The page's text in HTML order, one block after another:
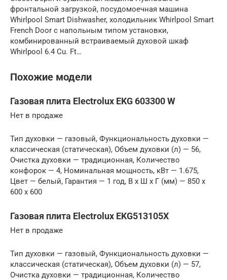
фронтальной загрузкой, посудомоечная машина
Whirlpool Smart Dishwasher, холодильник Whirlpool Smart
French Door с напольным типом установки,
комбинированный встраиваемый духовой шкаф
Whirlpool 6.4 Cu. Ft…
Похожие модели
Газовая плита Electrolux EKG 603300 W
Нет в продаже
Тип духовки — газовый, Функциональность духовки —
классическая (статическая), Объем духовки (л) — 56,
Очистка духовки — традиционная, Количество
конфорок — 4, Номинальная мощность, кВт — 1.675,
Цвет — белый, Гарантия — 1 год, В x Ш x Г (мм) — 850 x
600 x 600
Газовая плита Electrolux EKG513105X
Нет в продаже
Тип духовки — газовый, Функциональность духовки —
классическая (статическая), Объем духовки (л) — 57,
Очистка духовки — традиционная, Количество